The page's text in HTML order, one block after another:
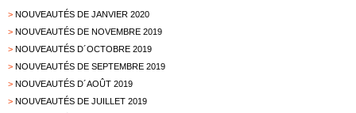
> NOUVEAUTÉS DE JANVIER 2020
> NOUVEAUTÉS DE NOVEMBRE 2019
> NOUVEAUTÉS D´OCTOBRE 2019
> NOUVEAUTÉS DE SEPTEMBRE 2019
> NOUVEAUTÉS D´AOÛT 2019
> NOUVEAUTÉS DE JUILLET 2019